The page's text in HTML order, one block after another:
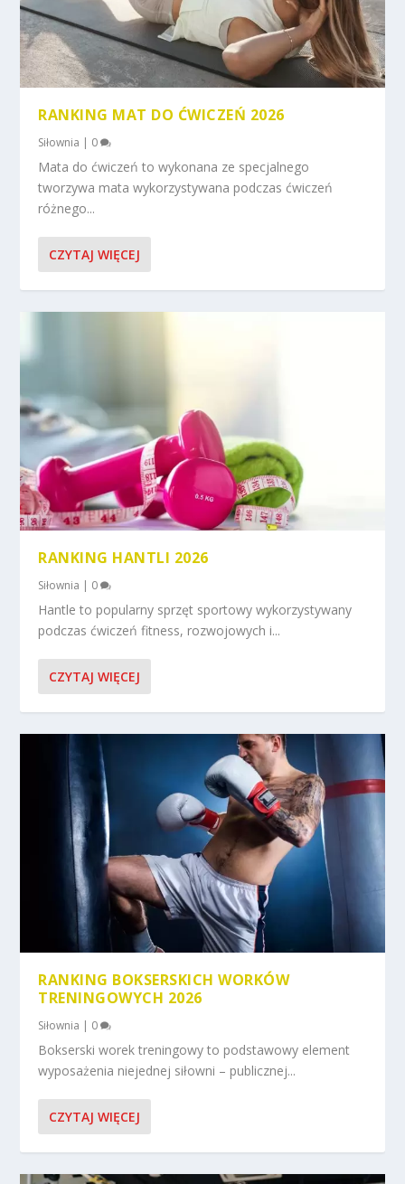
RANKING MAT DO ĆWICZEŃ 2026
Siłownia 0
Mata do ćwiczeń to wykonana ze specjalnego
tworzywa mata wykorzystywana podczas ćwiczeń
różnego...
CZYTAJ WIĘCEJ
RANKING HANTLI 2026
Siłownia | 0
Hantle to popularny sprzęt sportowy wykorzystywany
podczas ćwiczeń fitness, rozwojowych i...
CZYTAJ WIĘCEJ
RANKING BOKSERSKICH WORKÓW
TRENINGOWYCH 2026
Siłownia | 0
Bokserski worek treningowy to podstawowy element
wyposażenia niejednej siłowni – publicznej...
CZYTAJ WIĘCEJ